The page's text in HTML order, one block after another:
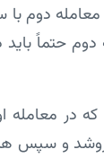
دوم
حتماً
که در
و سپس